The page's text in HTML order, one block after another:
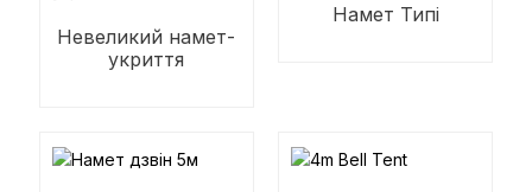
Невеликий намет-
укриття
Намет Типі